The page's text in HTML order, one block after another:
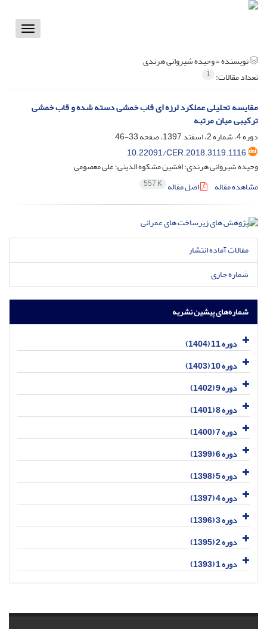
Toggle
نویسنده =وحیده شیروانی هرندی
تعداد مقالات: 1
مقایسه تحلیلی عملکرد لرزه ای قاب خمشی دسته شده و قاب خمشی
ترکیبی میان مرتبه
دوره 4، شماره 2، اسفند 1397، صفحه
33-46
10.22091/CER.2018.3119.1116
وحیده شیروانی هرندی؛ افشین مشکوه الدینی؛ علی معصومی
مشاهده مقاله
اصل مقاله 557 K
مقالات آماده انتشار
شماره جاری
شماره‌های پیشین نشریه
دوره 11 (1404)
دوره 10 (1403)
دوره 9 (1402)
دوره 8 (1401)
دوره 7 (1400)
دوره 6 (1399)
دوره 5 (1398)
دوره 4 (1397)
دوره 3 (1396)
دوره 2 (1395)
دوره 1 (1393)